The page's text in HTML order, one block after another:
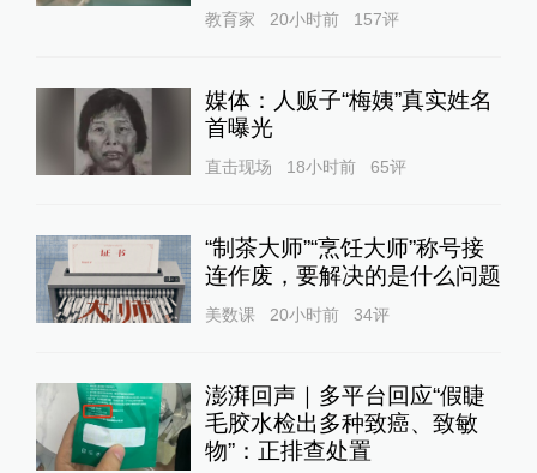
教育家 20小时前 157评
媒体：人贩子“梅姨”真实姓名
首曝光
直击现场 18小时前 65评
“制茶大师”“烹饪大师”称号接
连作废，要解决的是什么问题
美数课 20小时前 34评
澎湃回声｜多平台回应“假睫
毛胶水检出多种致癌、致敏
物”：正排查处置